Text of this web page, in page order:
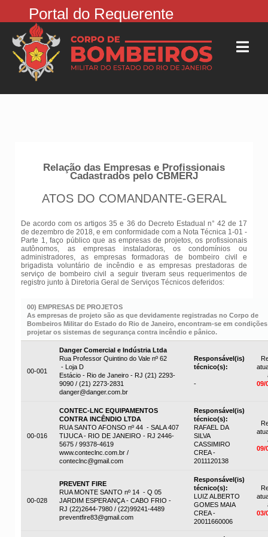
Portal do Requerente
Relação das Empresas e Profissionais
Cadastrados pelo CBMERJ
ATOS DO COMANDANTE-GERAL
De acordo com os artigos 35 e 36 do Decreto Estadual n° 42 de 17
de dezembro de 2018, e em conformidade com a Nota Técnica 1-01 -
Parte 1, faço público que as empresas de projetos, os profissionais
autônomos, as empresas instaladoras, os condomínios ou
administradores, as empresas formadoras de bombeiro civil e
brigadista voluntário de incêndio e as empresas prestadoras de
serviço de bombeiro civil a seguir tiveram seus requerimentos de
registro junto à Diretoria Geral de Serviços Técnicos deferidos:
00) EMPRESAS DE PROJETOS
As empresas de projeto são as que devidamente registradas no Corpo de
Bombeiros Militar do Estado do Rio de Janeiro, encontram-se em
projetar os sistemas de segurança contra incêndio e pânico.
00-001
Danger Comercial e Indústria Ltda
Rua Professor Quintino do Vale nº 62
- Loja D
Estácio - Rio de Janeiro - RJ (21) 2293-
9090 / (21) 2273-2831
danger@danger.com.br
Responsável(is)
técnico(s):
-
09/
00-016
CONTEC-LNC EQUIPAMENTOS
CONTRA INCÊNDIO LTDA
RUA SANTO AFONSO nº 44 - SALA 407
TIJUCA - RIO DE JANEIRO - RJ 2446-
5675 / 99378-4619
www.conteclnc.com.br /
conteclnc@gmail.com
Responsável(is)
técnico(s):
RAFAEL DA
SILVA
CASSIMIRO
CREA -
2011120138
09/
00-028
PREVENT FIRE
RUA MONTE SANTO nº 14 - Q 05
JARDIM ESPERANÇA - CABO FRIO -
RJ (22)2644-7980 / (22)99241-4489
preventfire83@gmail.com
Responsável(is)
técnico(s):
LUIZ ALBERTO
GOMES MAIA
CREA -
20011660006
03/